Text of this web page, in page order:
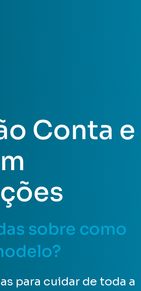
Conta e
sobre como
para cuidar de toda a